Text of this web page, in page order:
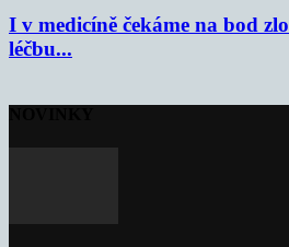
I v medicíně čekáme na bod
léčbu...